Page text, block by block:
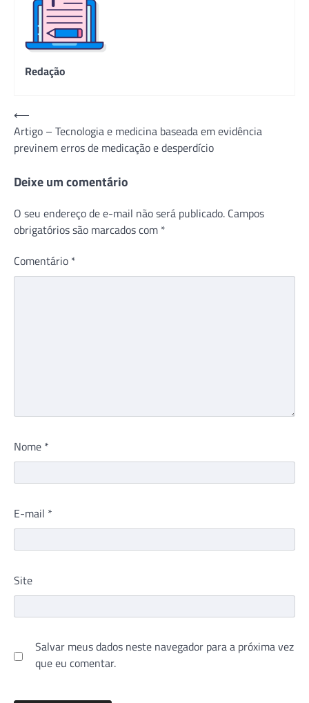
Redação
Navegação
de
Post
⟵
Artigo – Tecnologia e medicina baseada em evidência
previnem erros de medicação e desperdício
Deixe um comentário
O seu endereço de e-mail não será publicado. Campos
obrigatórios são marcados com *
Comentário *
Nome *
E-mail *
Site
Salvar meus dados neste navegador para a próxima vez
que eu comentar.